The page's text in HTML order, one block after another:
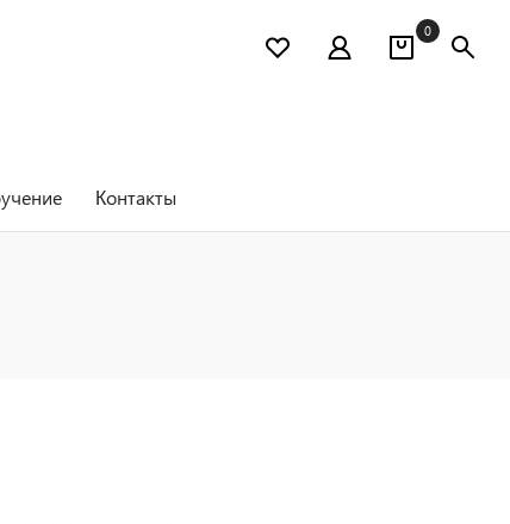
0
Контакты